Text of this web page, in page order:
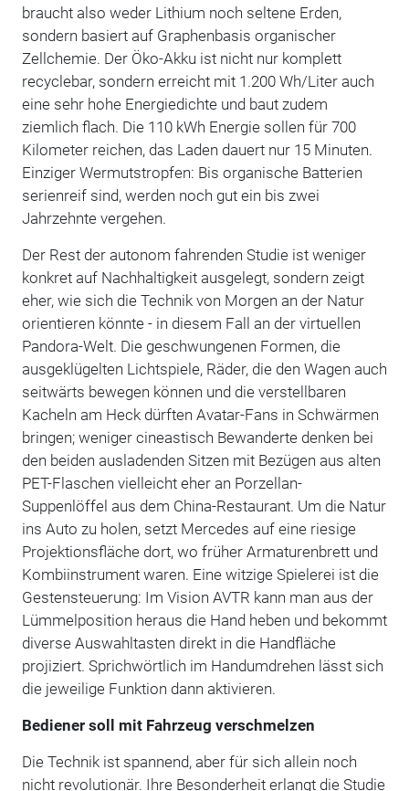
braucht also weder Lithium noch seltene Erden,
sondern basiert auf Graphenbasis organischer
Zellchemie. Der Öko-Akku ist nicht nur komplett
recyclebar, sondern erreicht mit 1.200 Wh/Liter auch
eine sehr hohe Energiedichte und baut zudem
ziemlich flach. Die 110 kWh Energie sollen für 700
Kilometer reichen, das Laden dauert nur 15 Minuten.
Einziger Wermutstropfen: Bis organische Batterien
serienreif sind, werden noch gut ein bis zwei
Jahrzehnte vergehen.
Der Rest der autonom fahrenden Studie ist weniger
konkret auf Nachhaltigkeit ausgelegt, sondern zeigt
eher, wie sich die Technik von Morgen an der Natur
orientieren könnte - in diesem Fall an der virtuellen
Pandora-Welt. Die geschwungenen Formen, die
ausgeklügelten Lichtspiele, Räder, die den Wagen auch
seitwärts bewegen können und die verstellbaren
Kacheln am Heck dürften Avatar-Fans in Schwärmen
bringen; weniger cineastisch Bewanderte denken bei
den beiden ausladenden Sitzen mit Bezügen aus alten
PET-Flaschen vielleicht eher an Porzellan-
Suppenlöffel aus dem China-Restaurant. Um die Natur
ins Auto zu holen, setzt Mercedes auf eine riesige
Projektionsfläche dort, wo früher Armaturenbrett und
Kombiinstrument waren. Eine witzige Spielerei ist die
Gestensteuerung: Im Vision AVTR kann man aus der
Lümmelposition heraus die Hand heben und bekommt
diverse Auswahltasten direkt in die Handfläche
projiziert. Sprichwörtlich im Handumdrehen lässt sich
die jeweilige Funktion dann aktivieren.
Bediener soll mit Fahrzeug verschmelzen
Die Technik ist spannend, aber für sich allein noch
nicht revolutionär. Ihre Besonderheit erlangt die Studie